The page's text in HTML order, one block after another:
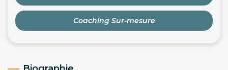
Coaching Sur-mesure